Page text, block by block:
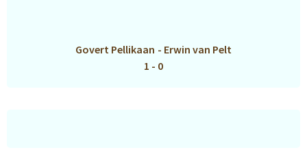
Govert Pellikaan - Erwin van Pelt
1 - 0